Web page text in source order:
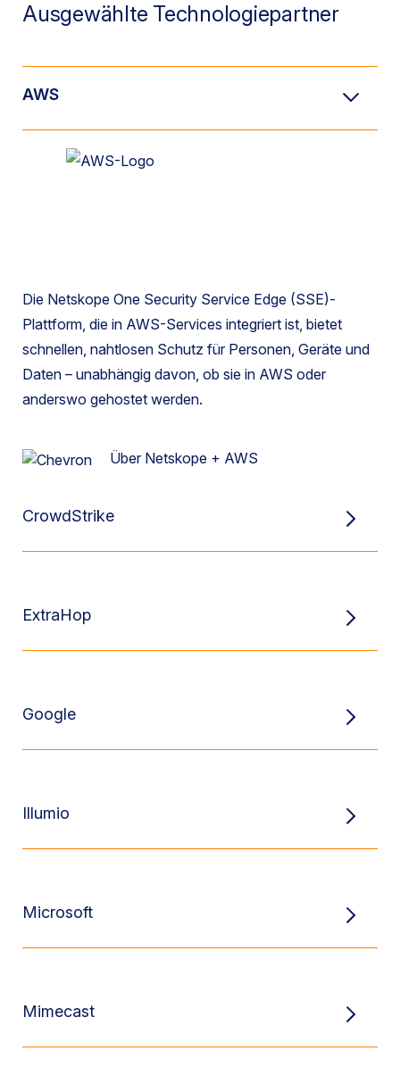
Ausgewählte Technologiepartner
AWS
Die Netskope One Security Service Edge (SSE)-
Plattform, die in AWS-Services integriert ist, bietet
schnellen, nahtlosen Schutz für Personen, Geräte und
Daten – unabhängig davon, ob sie in AWS oder
anderswo gehostet werden.
Über Netskope + AWS
CrowdStrike
ExtraHop
Google
Illumio
Microsoft
Mimecast